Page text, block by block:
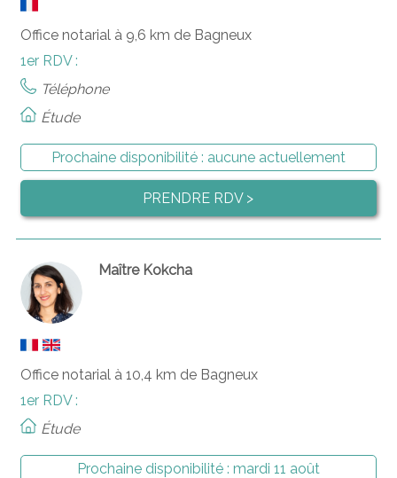
Office notarial à 9,6 km de Bagneux
1er RDV :
Téléphone
Étude
Prochaine disponibilité : aucune actuellement
PRENDRE RDV >
Maître Kokcha
Office notarial à 10,4 km de Bagneux
1er RDV :
Étude
Prochaine disponibilité : mardi 11 août